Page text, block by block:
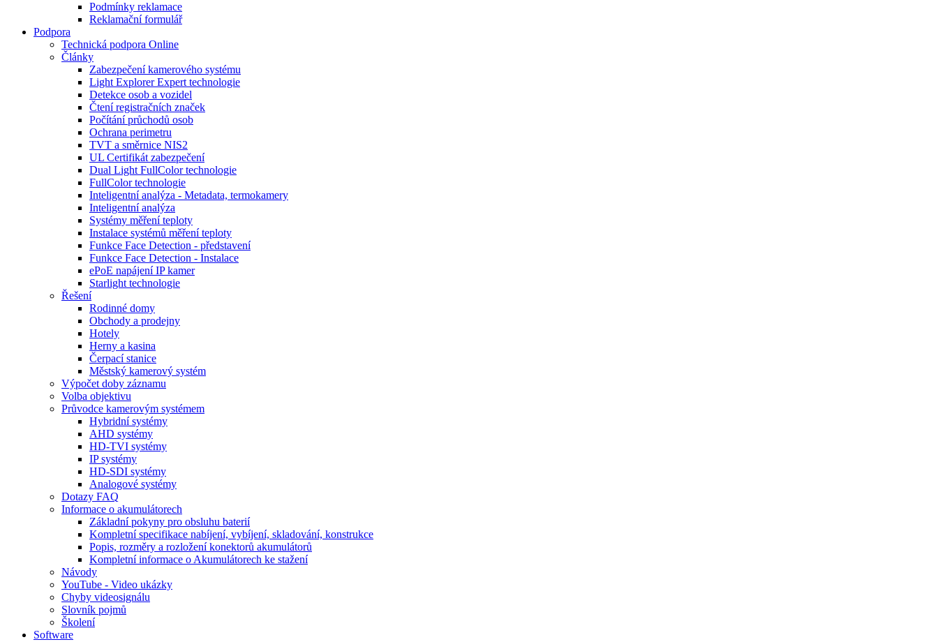
Podmínky reklamace
Reklamační formulář
Podpora
Technická podpora Online
Články
Zabezpečení kamerového systému
Light Explorer Expert technologie
Detekce osob a vozidel
Čtení registračních značek
Počítání průchodů osob
Ochrana perimetru
TVT a směrnice NIS2
UL Certifikát zabezpečení
Dual Light FullColor technologie
FullColor technologie
Inteligentní analýza - Metadata, termokamery
Inteligentní analýza
Systémy měření teploty
Instalace systémů měření teploty
Funkce Face Detection - představení
Funkce Face Detection - Instalace
ePoE napájení IP kamer
Starlight technologie
Řešení
Rodinné domy
Obchody a prodejny
Hotely
Herny a kasina
Čerpací stanice
Městský kamerový systém
Výpočet doby záznamu
Volba objektivu
Průvodce kamerovým systémem
Hybridní systémy
AHD systémy
HD-TVI systémy
IP systémy
HD-SDI systémy
Analogové systémy
Dotazy FAQ
Informace o akumulátorech
Základní pokyny pro obsluhu baterií
Kompletní specifikace nabíjení, vybíjení, skladování, konstrukce
Popis, rozměry a rozložení konektorů akumulátorů
Kompletní informace o Akumulátorech ke stažení
Návody
YouTube - Video ukázky
Chyby videosignálu
Slovník pojmů
Školení
Software